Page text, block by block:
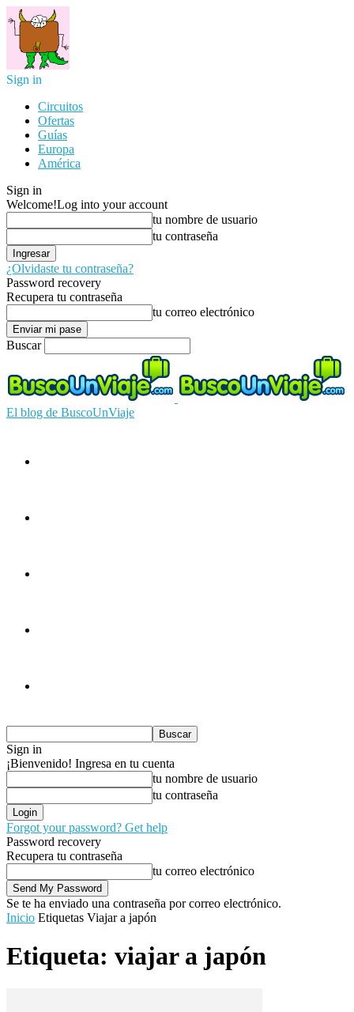
Sign in
Circuitos
Ofertas
Guías
Europa
América
Sign in
Welcome!Log into your account
tu nombre de usuario
tu contraseña
¿Olvidaste tu contraseña?
Password recovery
Recupera tu contraseña
tu correo electrónico
Buscar
El blog de BuscoUnViaje
Sign in
¡Bienvenido! Ingresa en tu cuenta
tu nombre de usuario
tu contraseña
Forgot your password? Get help
Password recovery
Recupera tu contraseña
tu correo electrónico
Se te ha enviado una contraseña por correo electrónico.
Inicio Etiquetas Viajar a japón
Etiqueta: viajar a japón